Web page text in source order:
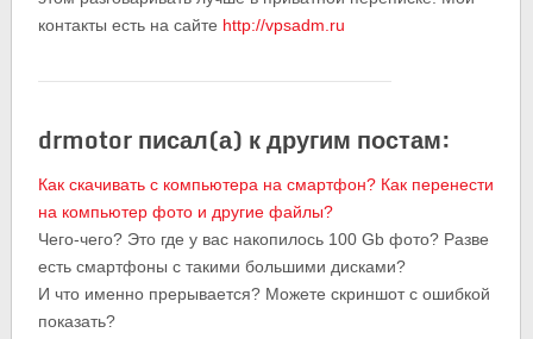
контакты есть на сайте http://vpsadm.ru
drmotor писал(а) к другим постам:
Как скачивать с компьютера на смартфон? Как перенести
на компьютер фото и другие файлы?
Чего-чего? Это где у вас накопилось 100 Gb фото? Разве
есть смартфоны с такими большими дисками?
И что именно прерывается? Можете скриншот с ошибкой
показать?